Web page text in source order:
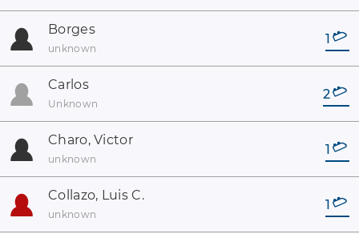
Borges
unknown
1
Carlos
Unknown
2
Charo, Victor
unknown
1
Collazo, Luis C.
unknown
1